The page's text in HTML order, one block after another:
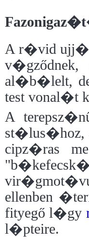
A r�vid
al�b�lelt,
test vonal�t
A
st�lus�hoz,
cipz�ras
ellenben
fityegő l�gy
l�pteire.